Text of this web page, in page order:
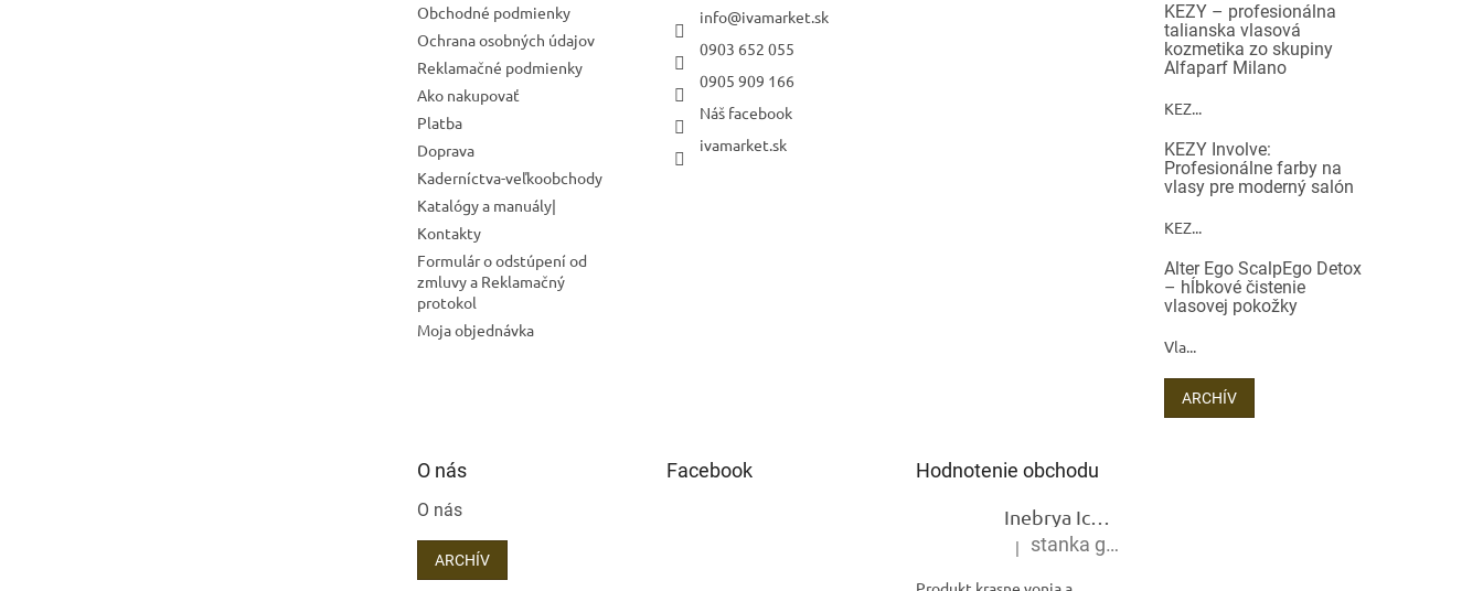
Obchodné podmienky
Ochrana osobných údajov
Reklamačné podmienky
Ako nakupovať
Platba
Doprava
Kaderníctva-veľkoobchody
Katalógy a manuály|
Kontakty
Formulár o odstúpení od
zmluvy a Reklamačný
protokol
Moja objednávka
info@ivamarket.sk
0903 652 055
0905 909 166
Náš facebook
ivamarket.sk
KEZY – profesionálna
talianska vlasová
kozmetika zo skupiny
Alfaparf Milano
KEZ...
KEZY Involve:
Profesionálne farby na
vlasy pre moderný salón
KEZ...
Alter Ego ScalpEgo Detox
– hĺbkové čistenie
vlasovej pokožky
Vla...
ARCHÍV
O nás
O nás
ARCHÍV
Facebook
Hodnotenie obchodu
Inebrya Ice Cream Keratin Restructuring Mask – reštrukturalizačná maska s keratínom 1000 ml
Hodnotenie produktu je 5 z 5 hviezdičiek.
| stanka gramblickova